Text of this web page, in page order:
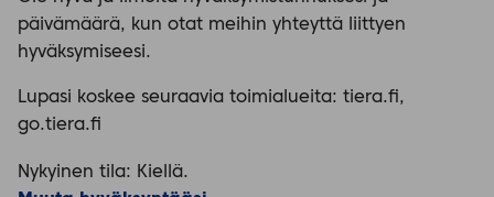
päivämäärä, kun otat meihin yhteyttä liittyen
hyväksymiseesi.
Lupasi koskee seuraavia toimialueita: tiera.fi,
go.tiera.fi
Nykyinen tila: Kiellä.